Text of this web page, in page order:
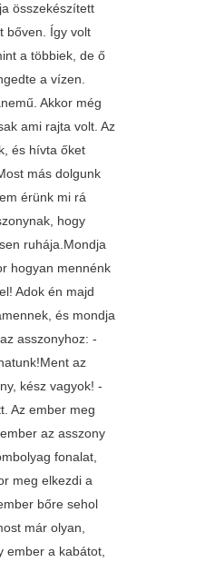
összekészített
bőven. Így volt
a többiek, de ő
a vízen.
Akkor még
ami rajta volt. Az
és hívta őket
más dolgunk
érünk mi rá
hogy
ruhája.Mondja
hogyan mennénk
Adok én majd
és mondja
asszonyhoz: -
az
kész vagyok! -
Az ember meg
az asszony
fonalat,
meg elkezdi a
bőre sehol
már olyan,
ember a kabátot,